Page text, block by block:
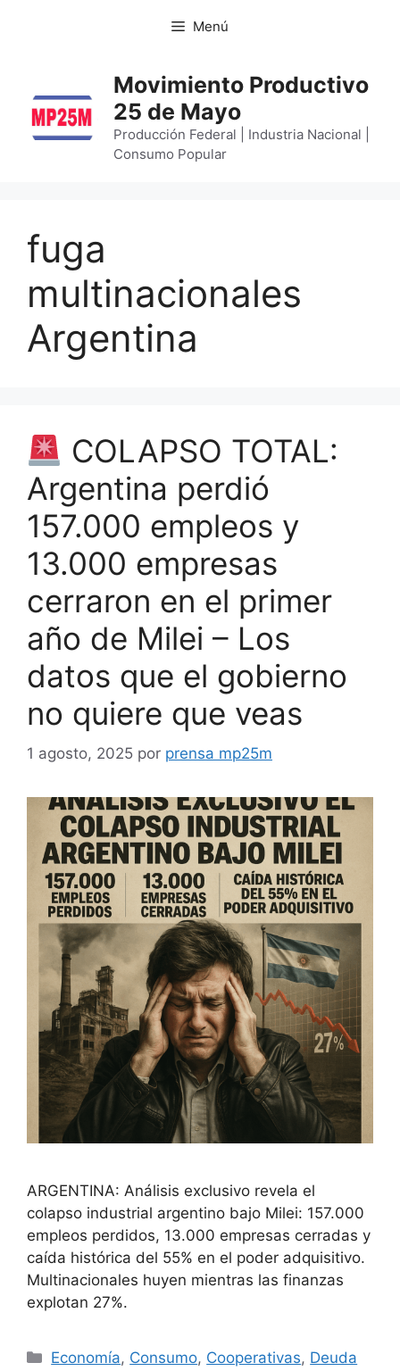
Menú
Movimiento Productivo
25 de Mayo
Producción Federal | Industria Nacional |
Consumo Popular
fuga
multinacionales
Argentina
COLAPSO TOTAL:
Argentina perdió
157.000 empleos y
13.000 empresas
cerraron en el primer
año de Milei – Los
datos que el gobierno
no quiere que veas
1 agosto, 2025 por prensa mp25m
ARGENTINA: Análisis exclusivo revela el
colapso industrial argentino bajo Milei: 157.000
empleos perdidos, 13.000 empresas cerradas y
caída histórica del 55% en el poder adquisitivo.
Multinacionales huyen mientras las finanzas
explotan 27%.
Economía, Consumo, Cooperativas, Deuda